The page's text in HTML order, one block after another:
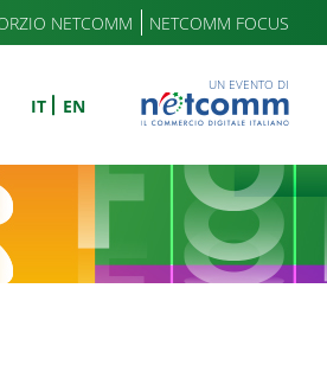
NETCOMM NETCOMM FOCUS
IT EN
UN EVENTO DI